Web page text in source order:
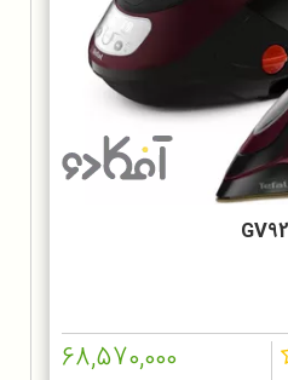
68,570,000